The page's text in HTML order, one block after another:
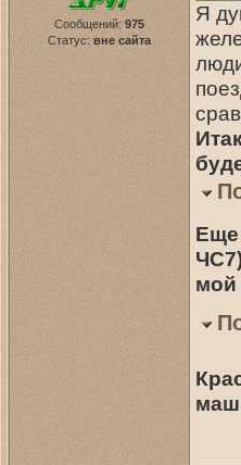
Сообщений: 975
Статус: вне сайта
Я
Еще
мой